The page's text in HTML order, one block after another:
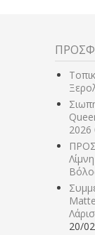
2026
20/